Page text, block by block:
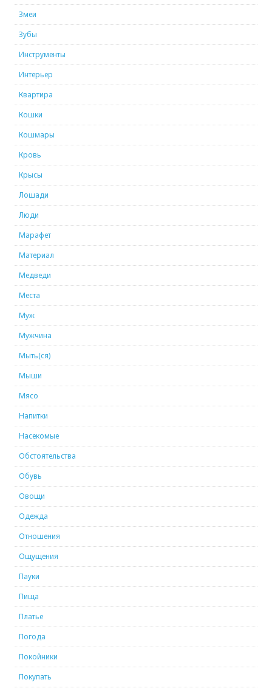
Змеи
Зубы
Инструменты
Интерьер
Квартира
Кошки
Кошмары
Кровь
Крысы
Лошади
Люди
Марафет
Материал
Медведи
Места
Муж
Мужчина
Мыть(ся)
Мыши
Мясо
Напитки
Насекомые
Обстоятельства
Обувь
Овощи
Одежда
Отношения
Ощущения
Пауки
Пища
Платье
Погода
Покойники
Покупать